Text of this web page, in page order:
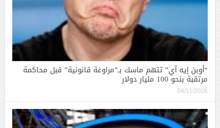
“أوبن إيه آي” تتهم ماسك بـ”مراوغة قانونية” قبل محاكمة
مرتقبة بنحو 100 مليار دولار
04/11/2026